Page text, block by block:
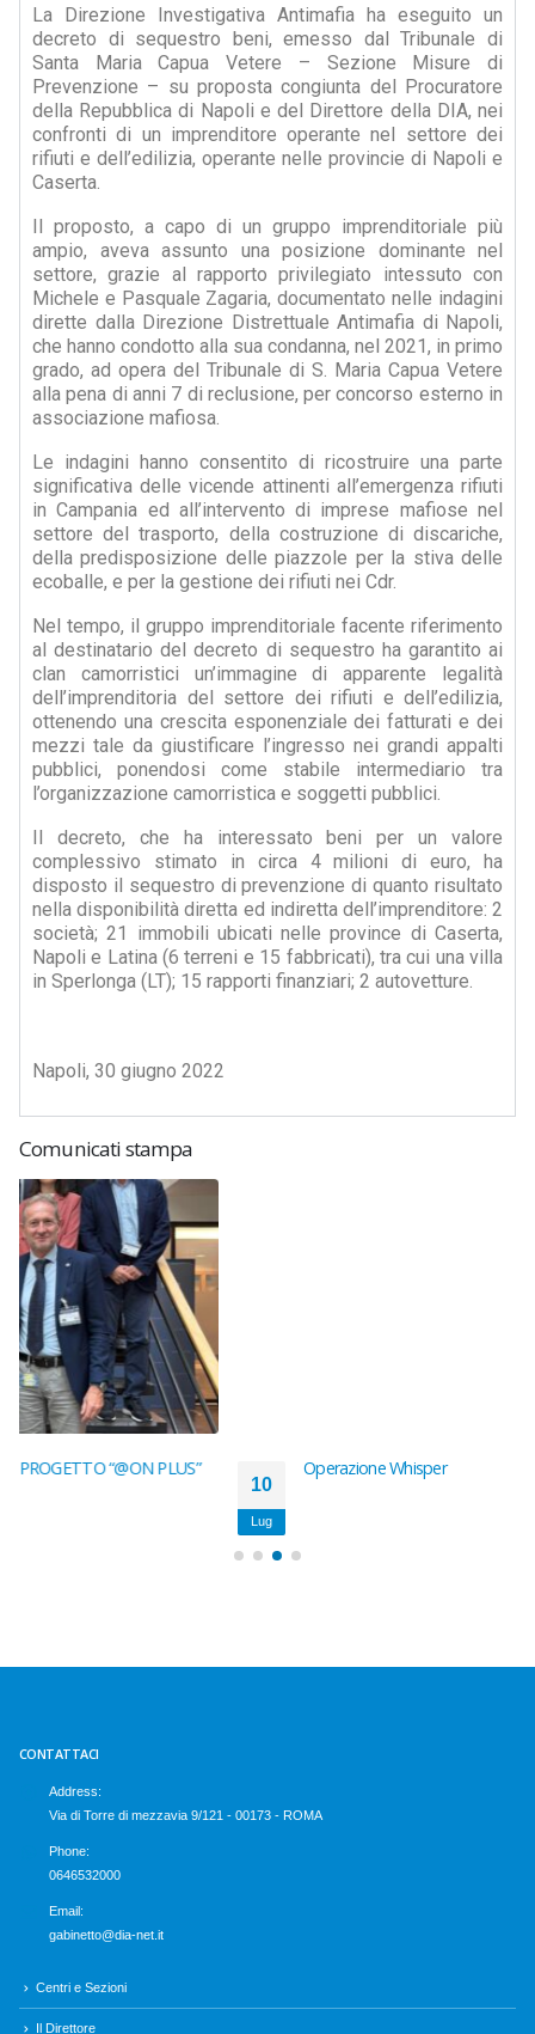
La Direzione Investigativa Antimafia ha eseguito un
decreto di sequestro beni, emesso dal Tribunale di
Santa Maria Capua Vetere – Sezione Misure di
Prevenzione – su proposta congiunta del Procuratore
della Repubblica di Napoli e del Direttore della DIA, nei
confronti di un imprenditore operante nel settore dei
rifiuti e dell’edilizia, operante nelle provincie di Napoli e
Caserta.
Il proposto, a capo di un gruppo imprenditoriale più
ampio, aveva assunto una posizione dominante nel
settore, grazie al rapporto privilegiato intessuto con
Michele e Pasquale Zagaria, documentato nelle indagini
dirette dalla Direzione Distrettuale Antimafia di Napoli,
che hanno condotto alla sua condanna, nel 2021, in primo
grado, ad opera del Tribunale di S. Maria Capua Vetere
alla pena di anni 7 di reclusione, per concorso esterno in
associazione mafiosa.
Le indagini hanno consentito di ricostruire una parte
significativa delle vicende attinenti all’emergenza rifiuti
in Campania ed all’intervento di imprese mafiose nel
settore del trasporto, della costruzione di discariche,
della predisposizione delle piazzole per la stiva delle
ecoballe, e per la gestione dei rifiuti nei Cdr.
Nel tempo, il gruppo imprenditoriale facente riferimento
al destinatario del decreto di sequestro ha garantito ai
clan camorristici un’immagine di apparente legalità
dell’imprenditoria del settore dei rifiuti e dell’edilizia,
ottenendo una crescita esponenziale dei fatturati e dei
mezzi tale da giustificare l’ingresso nei grandi appalti
pubblici, ponendosi come stabile intermediario tra
l’organizzazione camorristica e soggetti pubblici.
Il decreto, che ha interessato beni per un valore
complessivo stimato in circa 4 milioni di euro, ha
disposto il sequestro di prevenzione di quanto risultato
nella disponibilità diretta ed indiretta dell’imprenditore: 2
società; 21 immobili ubicati nelle province di Caserta,
Napoli e Latina (6 terreni e 15 fabbricati), tra cui una villa
in Sperlonga (LT); 15 rapporti finanziari; 2 autovetture.
Napoli, 30 giugno 2022
Comunicati stampa
Operazione Whisper
CONTATTACI
Address:
Via di Torre di mezzavia 9/121 - 00173 - ROMA
Phone:
0646532000
Email:
gabinetto@dia-net.it
Centri e Sezioni
Il Direttore